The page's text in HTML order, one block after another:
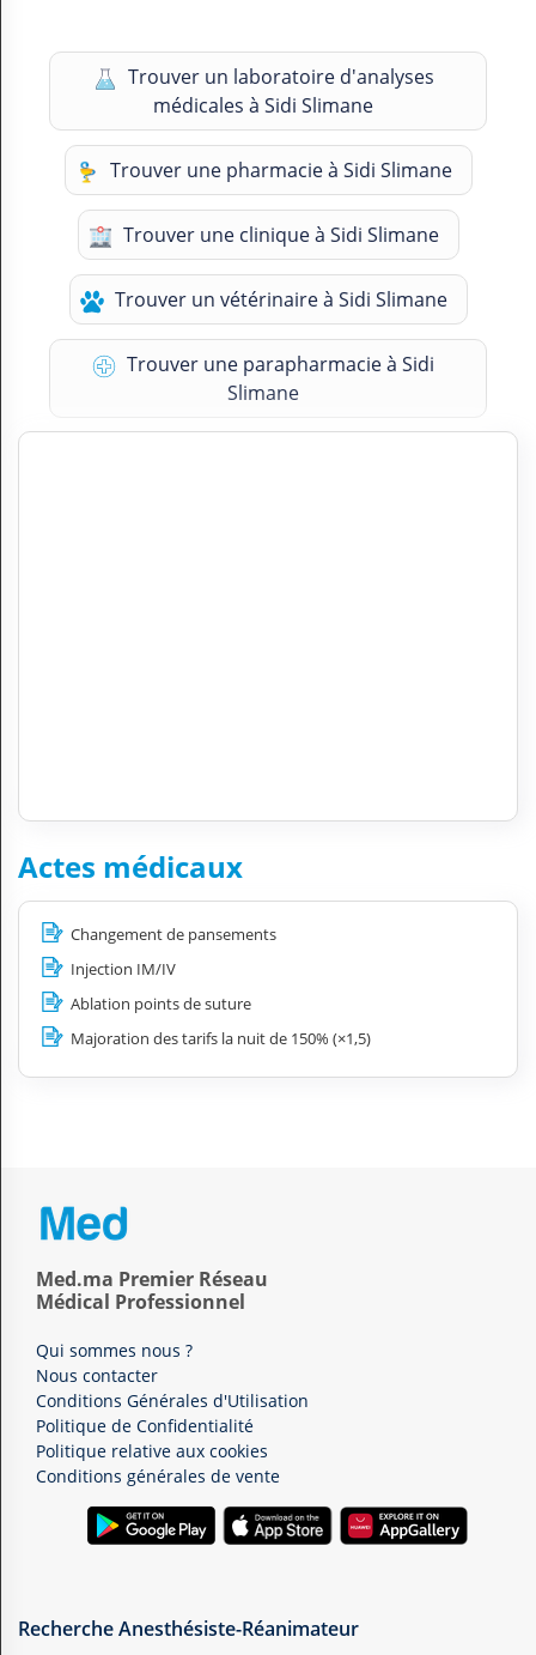
Trouver un laboratoire d'analyses
médicales à Sidi Slimane
Trouver une pharmacie à Sidi Slimane
Trouver une clinique à Sidi Slimane
Trouver un vétérinaire à Sidi Slimane
Trouver une parapharmacie à Sidi
Slimane
Actes médicaux
Changement de pansements
Injection IM/IV
Ablation points de suture
Majoration des tarifs la nuit de 150% (×1,5)
Med.ma Premier Réseau
Médical Professionnel
Qui sommes nous ?
Nous contacter
Conditions Générales d'Utilisation
Politique de Confidentialité
Politique relative aux cookies
Conditions générales de vente
Recherche Anesthésiste-Réanimateur